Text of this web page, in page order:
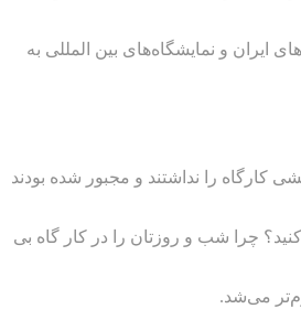
و نمایشگاه‌های بین المللی به
کشی کارگاه را نداشتند و مجبور شده بودند
چرا شب و روزتان را در کار گاه بی
می‌شد.